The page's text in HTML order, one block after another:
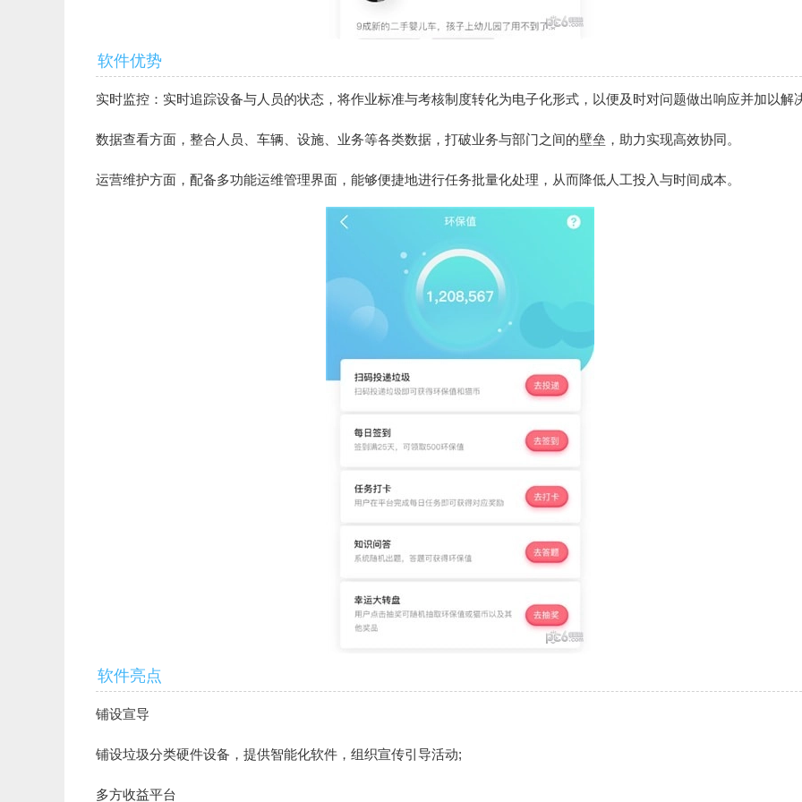
软件优势
实时监控：实时追踪设备与人员的状态，将作业标准与考核制度转化为电子化形式，以便及时对问题做出响应并加以解
数据查看方面，整合人员、车辆、设施、业务等各类数据，打破业务与部门之间的壁垒，助力实现高效协同。
运营维护方面，配备多功能运维管理界面，能够便捷地进行任务批量化处理，从而降低人工投入与时间成本。
软件亮点
铺设宣导
铺设垃圾分类硬件设备，提供智能化软件，组织宣传引导活动;
多方收益平台